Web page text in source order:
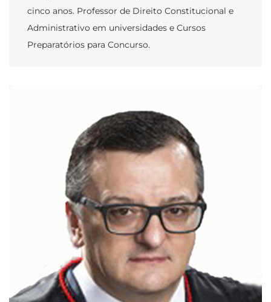
cinco anos. Professor de Direito Constitucional e
Administrativo em universidades e Cursos
Preparatórios para Concurso.